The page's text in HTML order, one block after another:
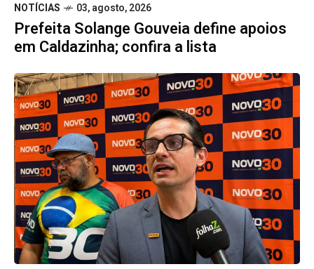
NOTÍCIAS 03, agosto, 2026
Prefeita Solange Gouveia define apoios
em Caldazinha; confira a lista